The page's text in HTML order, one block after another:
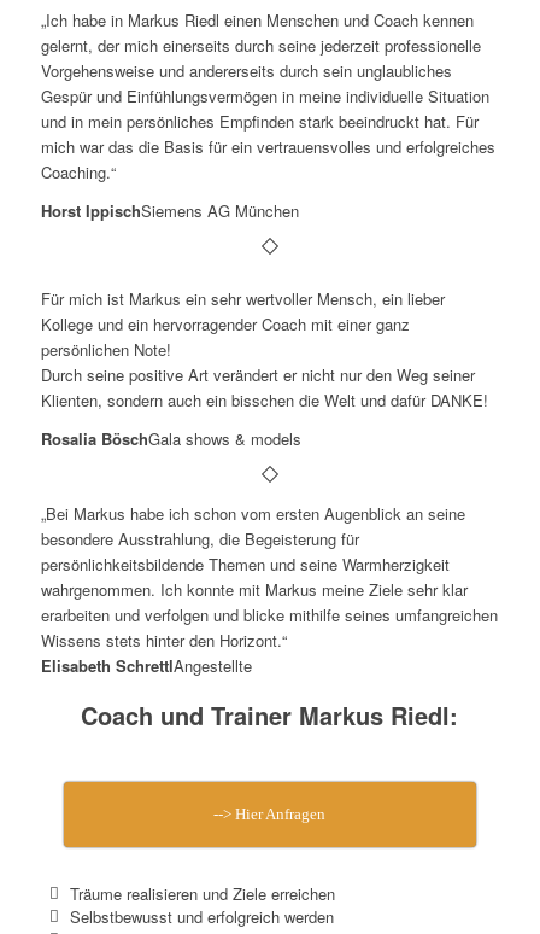
„Ich habe in Markus Riedl einen Menschen und Coach kennen
gelernt, der mich einerseits durch seine jederzeit professionelle
Vorgehensweise und andererseits durch sein unglaubliches
Gespür und Einfühlungsvermögen in meine individuelle Situation
und in mein persönliches Empfinden stark beeindruckt hat. Für
mich war das die Basis für ein vertrauensvolles und erfolgreiches
Coaching.“
Horst IppischSiemens AG München
Für mich ist Markus ein sehr wertvoller Mensch, ein lieber
Kollege und ein hervorragender Coach mit einer ganz
persönlichen Note!
Durch seine positive Art verändert er nicht nur den Weg seiner
Klienten, sondern auch ein bisschen die Welt und dafür DANKE!
Rosalia BöschGala shows & models
„Bei Markus habe ich schon vom ersten Augenblick an seine
besondere Ausstrahlung, die Begeisterung für
persönlichkeitsbildende Themen und seine Warmherzigkeit
wahrgenommen. Ich konnte mit Markus meine Ziele sehr klar
erarbeiten und verfolgen und blicke mithilfe seines umfangreichen
Wissens stets hinter den Horizont.“
Elisabeth SchrettlAngestellte
Coach und Trainer Markus Riedl:
--> Hier Anfragen
Träume realisieren und Ziele erreichen
Selbstbewusst und erfolgreich werden